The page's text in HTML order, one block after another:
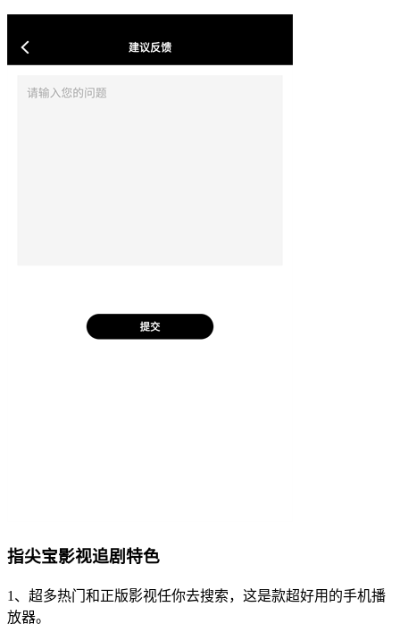
指尖宝影视追剧特色
1、超多热门和正版影视任你去搜索，这是款超好用的手机播
放器。